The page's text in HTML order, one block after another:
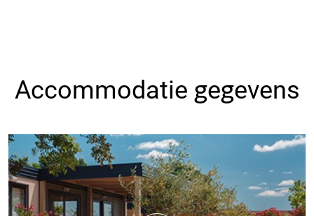
Accommodatie gegevens